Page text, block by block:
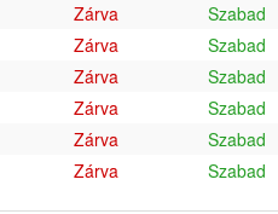
Zárva Szabad
Zárva Szabad
Zárva Szabad
Zárva Szabad
Zárva Szabad
Zárva Szabad